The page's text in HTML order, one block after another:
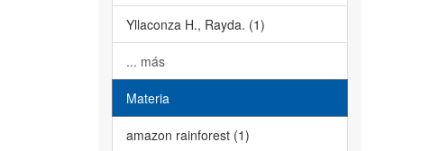
Yllaconza H., Rayda. (1)
... más
Materia
amazon rainforest (1)